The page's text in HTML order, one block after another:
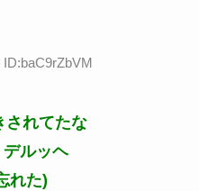
ID:baC9rZbVM
されてたな
ルッヘ
れた)